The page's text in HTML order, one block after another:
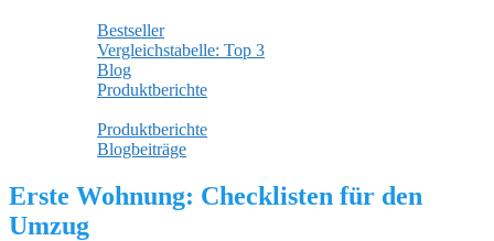
Bestseller
Vergleichstabelle: Top 3
Blog
Produktberichte
Produktberichte
Blogbeiträge
Erste Wohnung: Checklisten für den
Umzug